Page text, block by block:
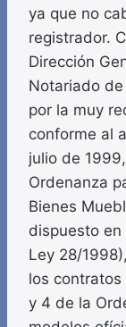
ya que no
registrador.
Dirección
Notariado
por la muy
conforme al
julio de
Ordenanza
Bienes
dispuesto
Ley 28/
los
y 4 de la